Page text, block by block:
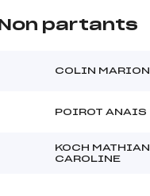
Non partants
COLIN MARION
POIROT ANAIS
KOCH MATHIAN
CAROLINE